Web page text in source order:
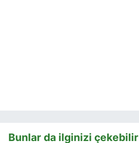
Bunlar da ilginizi çekebilir